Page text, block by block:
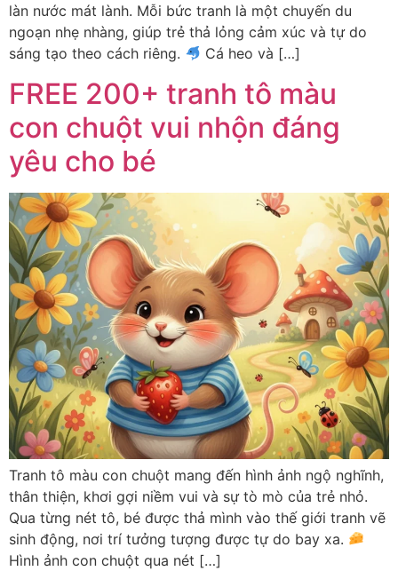
làn nước mát lành. Mỗi bức tranh là một chuyến du
ngoạn nhẹ nhàng, giúp trẻ thả lỏng cảm xúc và tự do
sáng tạo theo cách riêng.
Cá heo và […]
FREE 200+ tranh tô màu
con chuột vui nhộn đáng
yêu cho bé
Tranh tô màu con chuột mang đến hình ảnh ngộ nghĩnh,
thân thiện, khơi gợi niềm vui và sự tò mò của trẻ nhỏ.
Qua từng nét tô, bé được thả mình vào thế giới tranh vẽ
sinh động, nơi trí tưởng tượng được tự do bay xa.
Hình ảnh con chuột qua nét […]